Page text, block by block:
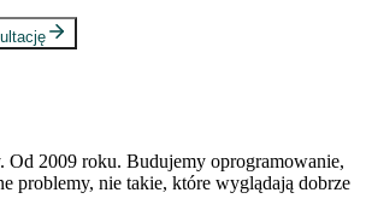
Od 2009 roku. Budujemy oprogramowanie,
problemy, nie takie, które wyglądają dobrze